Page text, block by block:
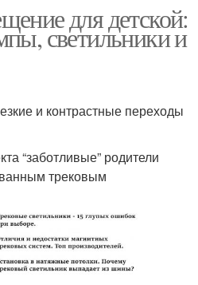
для детской:
светильники и
и контрастные переходы
“заботливые” родители
трековым